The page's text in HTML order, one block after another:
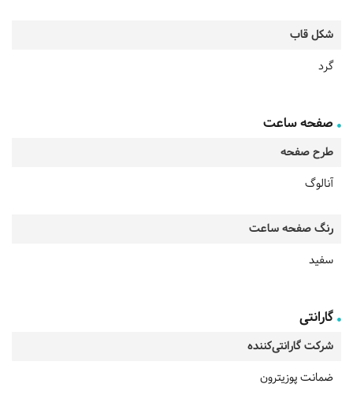
شکل قاب
گرد
صفحه ساعت
طرح صفحه
آنالوگ
رنگ صفحه ساعت
سفید
گارانتی
شرکت گارانتی‌کننده
ضمانت پوزیترون